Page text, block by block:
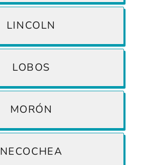
LINCOLN
LOBOS
MORÓN
NECOCHEA